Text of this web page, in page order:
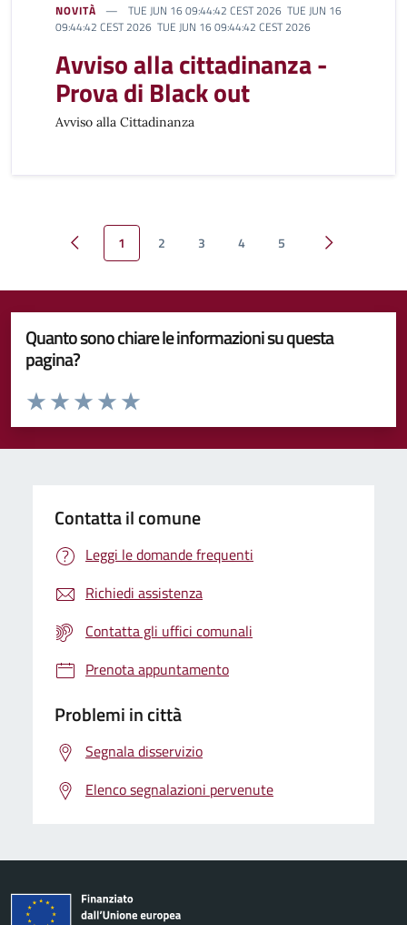
NOVITÀ
TUE JUN 16 09:44:42 CEST 2026 TUE JUN 16
09:44:42 CEST 2026 TUE JUN 16 09:44:42 CEST 2026
Avviso alla cittadinanza -
Prova di Black out
Avviso alla Cittadinanza
Pagina precedente
1 2 3 4 5 Pagina
Quanto sono chiare le informazioni su questa
pagina?
Valuta da 1 a 5 stelle la pagina
Valuta 5 stelle su 5
Valuta 4 stelle su 5
Valuta 3 stelle su 5
Valuta 2 stelle su 5
Valuta 1 stelle su 5
Contatta il comune
Leggi le domande frequenti
Richiedi assistenza
Contatta gli uffici comunali
Prenota appuntamento
Problemi in città
Segnala disservizio
Elenco segnalazioni pervenute